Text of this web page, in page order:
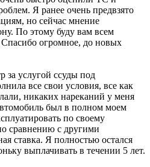
Я ранее очень предвзято
но сейчас мнение
По этому буду вам всем
Спасибо огромное, до новых
за услугой ссуды под
все свои условия, все как
никаких нареканий у меня
был в полном моем
по своему
сравнению с другими
ставка. Я полностью остался
выплачивать в течении 5 лет.